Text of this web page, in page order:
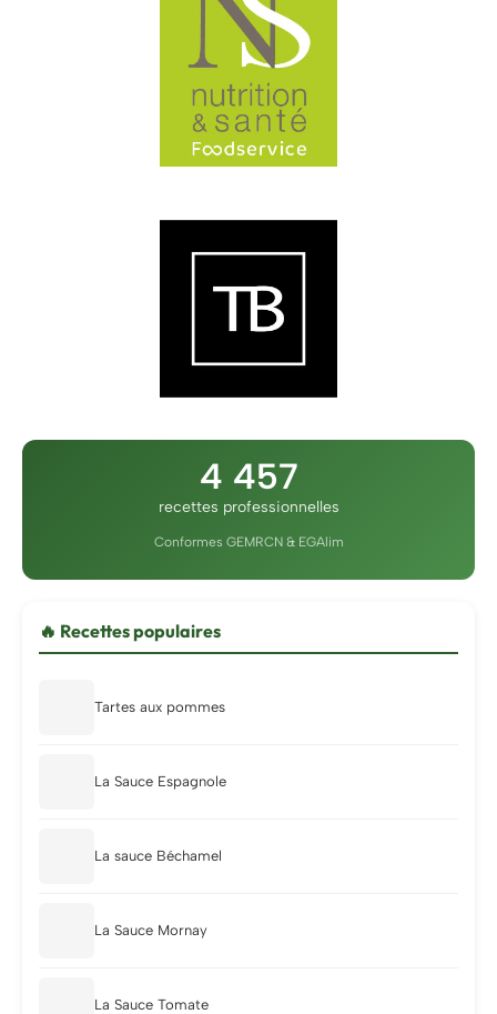
4 457
recettes professionnelles
Conformes GEMRCN & EGAlim
🔥 Recettes populaires
Tartes aux pommes
La Sauce Espagnole
La sauce Béchamel
La Sauce Mornay
La Sauce Tomate